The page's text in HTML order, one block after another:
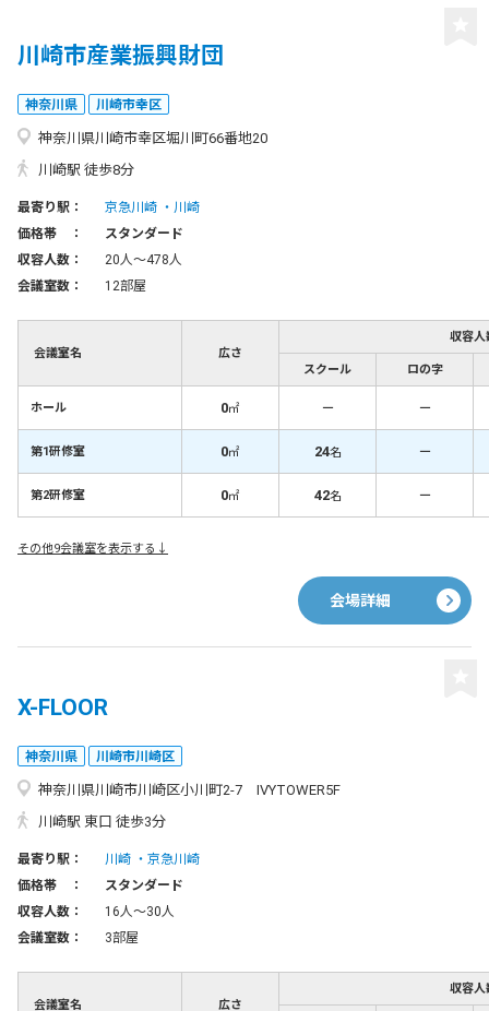
川崎市産業振興財団
神奈川県 川崎市幸区
神奈川県川崎市幸区堀川町66番地20
川崎駅 徒歩8分
最寄り駅： 京急川崎
川崎
価格帯 ：
スタンダード
収容人数：
20人〜478人
会議室数：
12部屋
会議室名 広さ
収容人
スクール ロの字
ホール 0㎡ － －
第1研修室 0㎡ 24名 －
第2研修室 0㎡ 42名 －
その他9会議室を表示する↓
会場詳細
X-FLOOR
神奈川県 川崎市川崎区
神奈川県川崎市川崎区小川町2-7 IVYTOWER5F
川崎駅 東口 徒歩3分
最寄り駅： 川崎
京急川崎
価格帯 ：
スタンダード
収容人数：
16人〜30人
会議室数：
3部屋
会議室名 広さ
収容人